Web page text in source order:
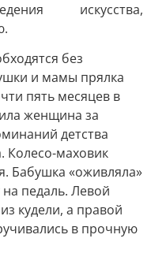
искусства,
без
и мамы прялка
пять месяцев в
женщина за
детства
Колесо-маховик
Бабушка «оживляла»
педаль. Левой
кудели, а правой
в прочную